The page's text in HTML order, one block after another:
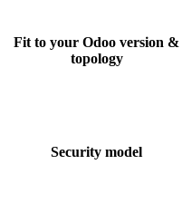
Fit to your Odoo version &
topology
Security model